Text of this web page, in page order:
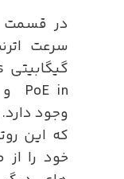
که این
خود را از